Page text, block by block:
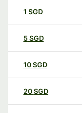
1 SGD
5 SGD
10SGD
20SGD